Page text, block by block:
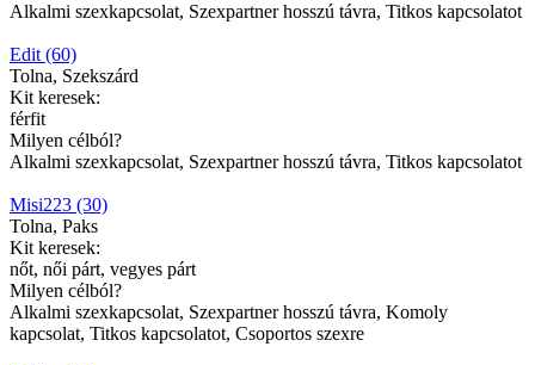
Alkalmi szexkapcsolat, Szexpartner hosszú távra, Titkos kapcsolatot
Edit (60)
Tolna, Szekszárd
Kit keresek:
férfit
Milyen célból?
Alkalmi szexkapcsolat, Szexpartner hosszú távra, Titkos kapcsolatot
Misi223 (30)
Tolna, Paks
Kit keresek:
nőt, női párt, vegyes párt
Milyen célból?
Alkalmi szexkapcsolat, Szexpartner hosszú távra, Komoly
kapcsolat, Titkos kapcsolatot, Csoportos szexre